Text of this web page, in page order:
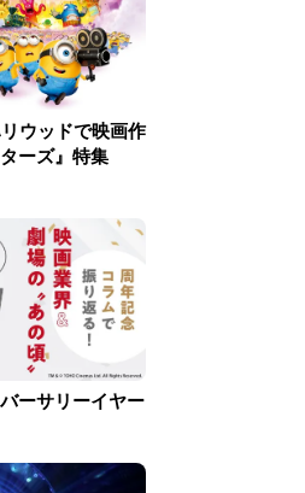
ウッドで映画作
ーズ』特集
ーサリーイヤー